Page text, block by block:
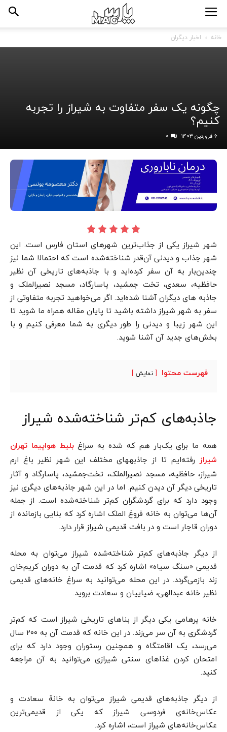
خانه اخبار دیگران
چگونه یک سفر متفاوت به شیراز را تجربه
کنیم؟
۶ فروردین ۱۴۰۳ ۰
شهر شیراز یکی از جذاب‌ترین شهرهای استان فارس است. این
شهر جذاب و دیدنی آن‌قدر شناخته‌شده است که احتمالا شما نیز
چندین‌بار به آن سفر کرده‌اید و با جاذبه‌های تاریخی آن نظیر
حافظیه، سعدی، تخت جمشید، پاسارگاد، مسجد نصیرالملک و
جاذبه های دیگران آشنا شده‌اید. اگر می‌خواهید تجربه متفاوتی از
سفر به شهر شیراز داشته باشید تا پایان مقاله همراه ما شوید تا
این شهر زیبا و دیدنی را طور دیگری به شما معرفی کنیم و با
بخش‌های جدید آن آشنا شوید.
فهرست محتوا نمایش
جاذبه‌های کم‌تر شناخته‌شده شیراز
همه ما برای یک‌بار هم که شده به سراغبلیط هواپیما تهران
شیراز رفته‌ایم تا از جاذبه­های مختلف این شهر نظیر باغ ارم
شیراز، حافظیه، مسجد نصیرالملک، تخت‌جمشید، پاسارگاد و آثار
تاریخی دیگر آن دیدن کنیم. اما در این شهر جاذبه‌های دیگری نیز
وجود دارد که برای گردشگران کم‌تر شناخته‌شده است. از جمله
آن‌ها می‌توان به خانه فروغ الملک اشاره کرد که بنایی بازمانده از
دوران قاجار است و در بافت قدیمی شیراز قرار دارد.
از دیگر جاذبه‌های کم‌تر شناخته‌شده شیراز می‌توان به محله
قدیمی «سنگ سیاه» اشاره کرد که قدمت آن به دوران کریم‌خان
زند بازمی‌گردد. در این محله می‌توانید به سراغ خانه‌های قدیمی
نظیر خانه عبدالهی، ضیاییان و سعادت بروید.
خانه پرهامی یکی دیگر از بناهای تاریخی شیراز است که کم‌تر
گردشگری به آن سر می‌زند. در این خانه که قدمت آن به ۲۰۰ سال
می‌رسد، یک اقامتگاه و همچنین رستوران وجود دارد که برای
امتحان کردن غذاهای سنتی شیرازی می‌توانید به آن مراجعه
کنید.
از دیگر جاذبه‌های قدیمی شیراز می‌توان به خانة سعادت و
عکاس‌خانه‌ی فردوسی شیراز که یکی از قدیمی‌ترین
عکاس‌خانه‌های شیراز است، اشاره کرد.